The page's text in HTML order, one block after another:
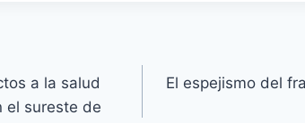
a la salud
el sureste de
El espejismo del